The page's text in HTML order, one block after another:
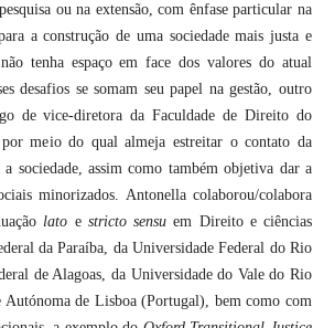
ou na extensão, com ênfase particular na
a construção de uma sociedade mais justa e
tenha espaço em face dos valores do atual
desafios se somam seu papel na gestão, outro
de vice-diretora da Faculdade de Direito do
meio do qual almeja estreitar o contato da
sociedade, assim como também objetiva dar a
minorizados. Antonella colaborou/colabora
lato e stricto sensu em Direito e ciências
da Paraíba, da Universidade Federal do Rio
de Alagoas, da Universidade do Vale do Rio
de Lisboa (Portugal), bem como com